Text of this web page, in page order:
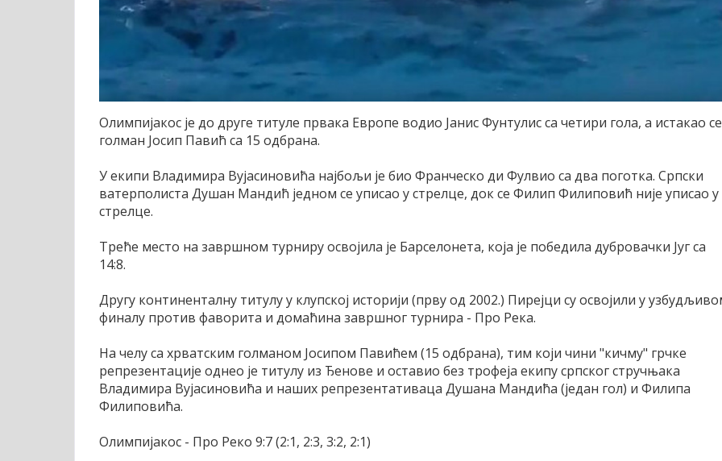
Олимпијакос је до друге титуле првака Европе водио Јанис Фунтулис са четири гола, а истакао
голман Јосип Павић са 15 одбрана.
У екипи Владимира Вујасиновића најбољи је био Франческо ди Фулвио са два поготка. Српски
ватерполиста Душан Мандић једном се уписао у стрелце, док се Филип Филиповић није уписао у
стрелце.
Треће место на завршном турниру освојила је Барселонета, која је победила дубровачки Југ са
14:8.
Другу континенталну титулу у клупској историји (прву од 2002.) Пирејци су освојили у
финалу против фаворита и домаћина завршног турнира - Про Река.
На челу са хрватским голманом Јосипом Павићем (15 одбрана), тим који чини "кичму" грчке
репрезентације однео је титулу из Ђенове и оставио без трофеја екипу српског стручњака
Владимира Вујасиновића и наших репрезентативаца Душана Мандића (један гол) и Филипа
Филиповића.
Олимпијакос - Про Реко 9:7 (2:1, 2:3, 3:2, 2:1)